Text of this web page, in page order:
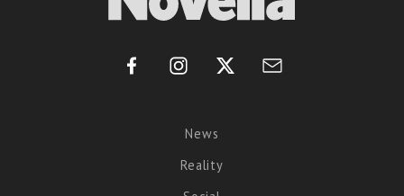
News
Reality